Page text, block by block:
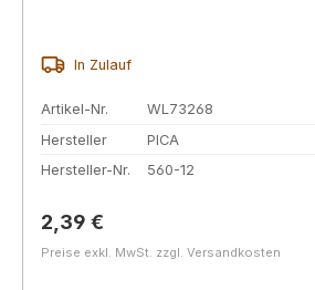
In Zulauf
Artikel-Nr.
WL73268
Hersteller
PICA
Hersteller-Nr.
560-12
Regulärer Preis:
2,39 €
Preise exkl. MwSt. zzgl. Versandkosten